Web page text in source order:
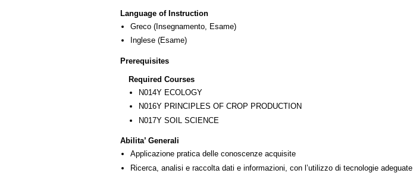
Language of Instruction
Greco (Insegnamento, Esame)
Inglese (Esame)
Prerequisites
Required Courses
Ν014Υ ECOLOGY
Ν016Υ PRINCIPLES OF CROP PRODUCTION
Ν017Υ SOIL SCIENCE
Abilita’ Generali
Applicazione pratica delle conoscenze acquisite
Ricerca, analisi e raccolta dati e informazioni, con l’utilizzo di tecnologie adeguate